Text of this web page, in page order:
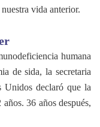
vida anterior.
humana
de sida, la secretaria
Unidos declaró que la
36 años después,